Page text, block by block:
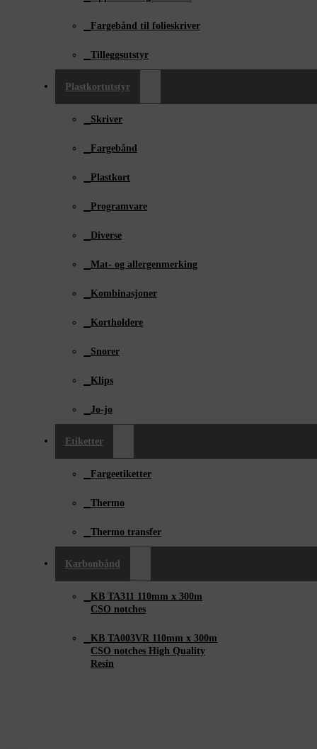
Fargebånd til folieskriver
Tilleggsutstyr
Plastkortutstyr
Skriver
Fargebånd
Plastkort
Programvare
Diverse
Mat- og allergenmerking
Kombinasjoner
Kortholdere
Snorer
Klips
Jo-jo
Etiketter
Fargeetiketter
Thermo
Thermo transfer
Karbonbånd
KB TA311 110mm x ­300m
CSO notches
KB TA003VR 110mm x 300m
CSO notches High Quality
Resin